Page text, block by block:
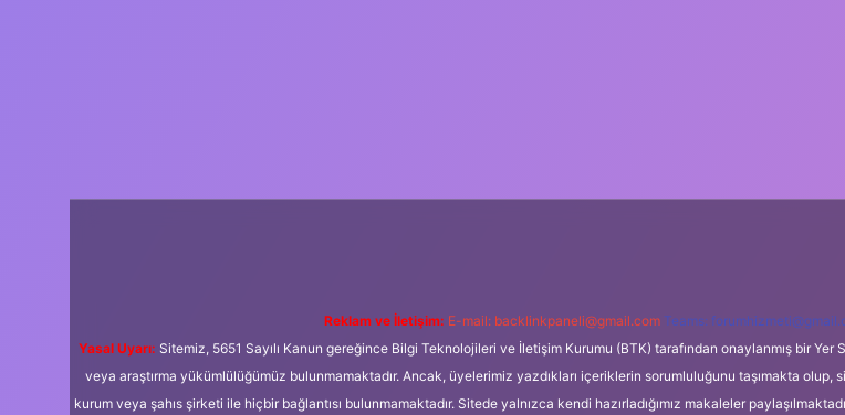
Reklam ve İletişim: E-mail: backlinkpaneli@gmail.com Teams:
Yasal Uyarı: Sitemiz, 5651 Sayılı Kanun gereğince Bilgi Teknolojileri ve İletişim Kurumu (BTK) tarafından onaylanmış bir
veya araştırma yükümlülüğümüz bulunmamaktadır. Ancak, üyelerimiz yazdıkları içeriklerin sorumluluğunu taşımakta
kurum veya şahıs şirketi ile hiçbir bağlantısı bulunmamaktadır. Sitede yalnızca kendi hazırladığımız makaleler